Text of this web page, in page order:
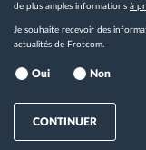
de plus amples informations à
Je souhaite recevoir des
actualités de Frotcom.
Oui Non
CONTINUER